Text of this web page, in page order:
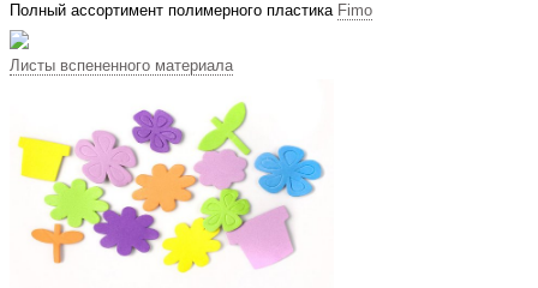
Полный ассортимент полимерного пластика Fimo
Листы вспененного материала